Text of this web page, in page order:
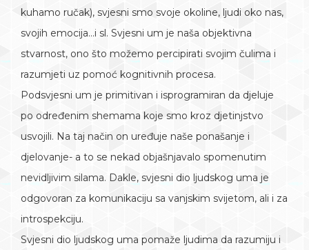
kuhamo ručak), svjesni smo svoje okoline, ljudi oko nas,
svojih emocija…i sl. Svjesni um je naša objektivna
stvarnost, ono što možemo percipirati svojim čulima i
razumjeti uz pomoć kognitivnih procesa.
Podsvjesni um je primitivan i isprogramiran da djeluje
po određenim shemama koje smo kroz djetinjstvo
usvojili. Na taj način on uređuje naše ponašanje i
djelovanje- a to se nekad objašnjavalo spomenutim
nevidljivim silama. Dakle, svjesni dio ljudskog uma je
odgovoran za komunikaciju sa vanjskim svijetom, ali i za
introspekciju.
Svjesni dio ljudskog uma pomaže ljudima da razumiju i